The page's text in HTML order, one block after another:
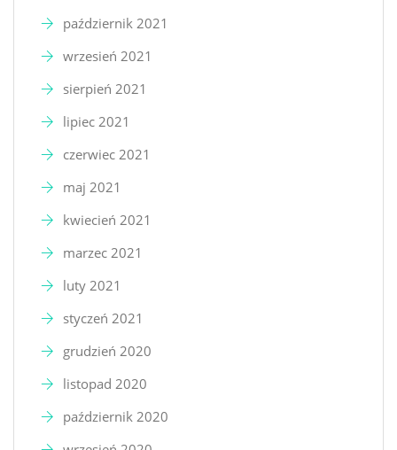
październik 2021
wrzesień 2021
sierpień 2021
lipiec 2021
czerwiec 2021
maj 2021
kwiecień 2021
marzec 2021
luty 2021
styczeń 2021
grudzień 2020
listopad 2020
październik 2020